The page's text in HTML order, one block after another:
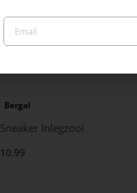
Bergal
Sneaker Inlegzool
10.99